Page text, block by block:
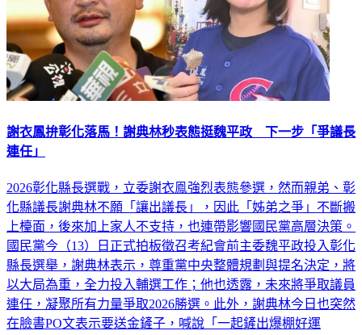
謝衣鳳拚彰化落馬！謝典林秒表態挺魏平政 下一步「爭議長
連任」
2026彰化縣長選戰，立委謝衣鳯強烈表態參選，然而親弟、彰
化縣議長謝典林不願「讓出議長」，因此「姊弟之爭」不斷搬
上檯面，後來加上家人不支持，也連帶影響國民黨高層決策。
國民黨今（13）日正式拍板徵召考紀會前主委魏平政投入彰化
縣長選舉，謝典林表示，尊重黨中央整體規劃與提名決定，將
以大局為重，全力投入輔選工作；他也透露，未來將爭取議員
連任，凝聚所有力量爭取2026勝選。此外，謝典林今日也突然
在臉書PO文表示要送金鏟子，喊說「一起鏟出爆棚好運